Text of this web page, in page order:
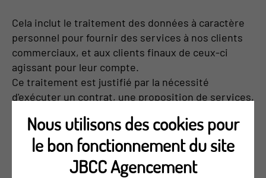
Cela inclut le traitement des données à caractère
personnel pour fournir des services à nos clients
commerciaux, et aux clients finaux de ceux-ci
agissant pour leur compte.
Ce traitement est justifié par la nécessité
d'exécuter un contrat, une proposition de services,
4.2. Vos demandes et vos communications avec
JBCC AGENCEMENT
Nous utilisons des cookies pour
le bon fonctionnement du site
JBCC Agencement